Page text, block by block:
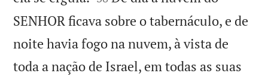
SENHOR ficava sobre o tabernáculo, e de
noite havia fogo na nuvem, à vista de
toda a nação de Israel, em todas as suas